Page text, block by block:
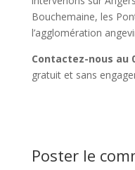
Bouchemaine, les
l’agglomération
Contactez-nous au
gratuit et sans
Poster le